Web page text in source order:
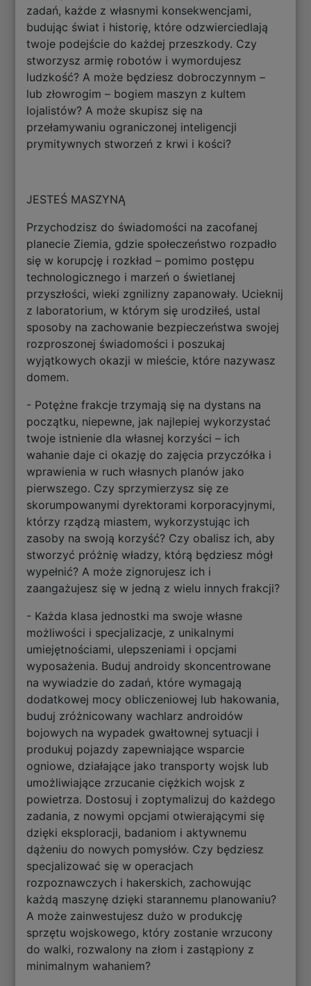
zadań, każde z własnymi konsekwencjami,
budując świat i historię, które odzwierciedlają
twoje podejście do każdej przeszkody. Czy
stworzysz armię robotów i wymordujesz
ludzkość? A może będziesz dobroczynnym –
lub złowrogim – bogiem maszyn z kultem
lojalistów? A może skupisz się na
przełamywaniu ograniczonej inteligencji
prymitywnych stworzeń z krwi i kości?
JESTEŚ MASZYNĄ
Przychodzisz do świadomości na zacofanej
planecie Ziemia, gdzie społeczeństwo rozpadło
się w korupcję i rozkład – pomimo postępu
technologicznego i marzeń o świetlanej
przyszłości, wieki zgnilizny zapanowały. Ucieknij
z laboratorium, w którym się urodziłeś, ustal
sposoby na zachowanie bezpieczeństwa swojej
rozproszonej świadomości i poszukaj
wyjątkowych okazji w mieście, które nazywasz
domem.
- Potężne frakcje trzymają się na dystans na
początku, niepewne, jak najlepiej wykorzystać
twoje istnienie dla własnej korzyści – ich
wahanie daje ci okazję do zajęcia przyczółka i
wprawienia w ruch własnych planów jako
pierwszego. Czy sprzymierzysz się ze
skorumpowanymi dyrektorami korporacyjnymi,
którzy rządzą miastem, wykorzystując ich
zasoby na swoją korzyść? Czy obalisz ich, aby
stworzyć próżnię władzy, którą będziesz mógł
wypełnić? A może zignorujesz ich i
zaangażujesz się w jedną z wielu innych frakcji?
- Każda klasa jednostki ma swoje własne
możliwości i specjalizacje, z unikalnymi
umiejętnościami, ulepszeniami i opcjami
wyposażenia. Buduj androidy skoncentrowane
na wywiadzie do zadań, które wymagają
dodatkowej mocy obliczeniowej lub hakowania,
buduj zróżnicowany wachlarz androidów
bojowych na wypadek gwałtownej sytuacji i
produkuj pojazdy zapewniające wsparcie
ogniowe, działające jako transporty wojsk lub
umożliwiające zrzucanie ciężkich wojsk z
powietrza. Dostosuj i zoptymalizuj do każdego
zadania, z nowymi opcjami otwierającymi się
dzięki eksploracji, badaniom i aktywnemu
dążeniu do nowych pomysłów. Czy będziesz
specjalizować się w operacjach
rozpoznawczych i hakerskich, zachowując
każdą maszynę dzięki starannemu planowaniu?
A może zainwestujesz dużo w produkcję
sprzętu wojskowego, który zostanie wrzucony
do walki, rozwalony na złom i zastąpiony z
minimalnym wahaniem?